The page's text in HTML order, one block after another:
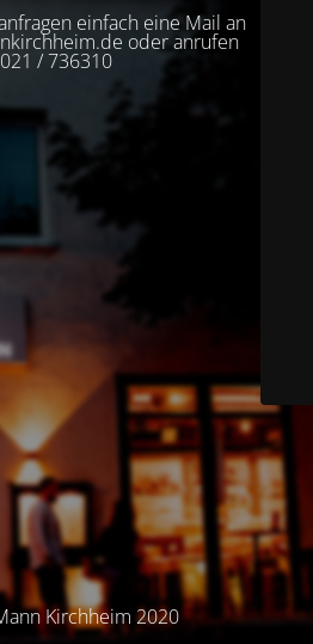
einfach eine Mail an
oder anrufen
/ 736310
Kirchheim 2020